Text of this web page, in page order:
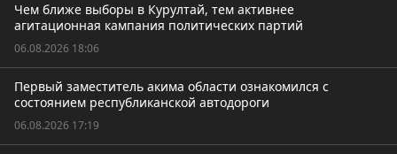
Чем ближе выборы в Курултай, тем активнее
агитационная кампания политических партий
06.08.2026 18:06
Первый заместитель акима области ознакомился с
состоянием республиканской автодороги
06.08.2026 17:19